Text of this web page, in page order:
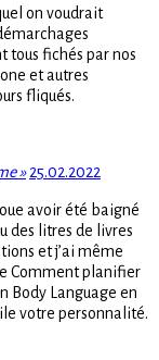
on voudrait
tous fichés par nos
et autres
fliqués.
» 25.02.2022
avoir été baigné
des litres de livres
et j’ai même
Comment planifier
Body Language en
votre personnalité.